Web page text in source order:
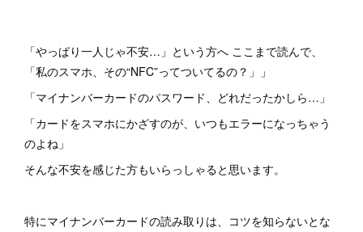
「やっぱり一人じゃ不安…」という方へ ここまで読んで、
「私のスマホ、その“NFC”ってついてるの？」」
「マイナンバーカードのパスワード、どれだったかしら…」
「カードをスマホにかざすのが、いつもエラーになっちゃう
のよね」
そんな不安を感じた方もいらっしゃると思います。
特にマイナンバーカードの読み取りは、コツを知らないとな